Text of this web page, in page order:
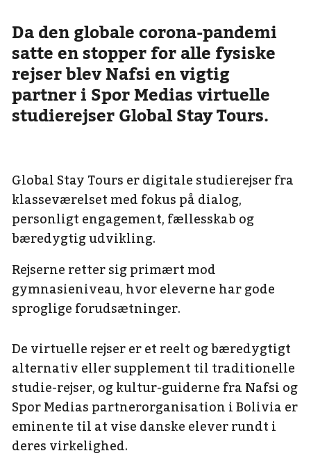
Da den globale corona-pandemi
satte en stopper for alle fysiske
rejser blev Nafsi en vigtig
partner i Spor Medias virtuelle
studierejser Global Stay Tours.
Global Stay Tours er digitale studierejser fra
klasseværelset med fokus på dialog,
personligt engagement, fællesskab og
bæredygtig udvikling.
Rejserne retter sig primært mod
gymnasieniveau, hvor eleverne har gode
sproglige forudsætninger.
De virtuelle rejser er et reelt og bæredygtigt
alternativ eller supplement til traditionelle
studie-rejser, og kultur-guiderne fra Nafsi og
Spor Medias partnerorganisation i Bolivia er
eminente til at vise danske elever rundt i
deres virkelighed.